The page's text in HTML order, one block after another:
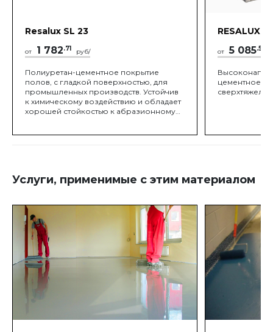
Resalux SL 23
от 1 782.71 руб/
Полиуретан-цементное покрытие
полов, с гладкой поверхностью, для
промышленных производств. Устойчив
к химическому воздействию и обладает
хорошей стойкостью к абразионному
RESALUX
от 5 085.57
цементное
Услуги, применимые с этим материалом